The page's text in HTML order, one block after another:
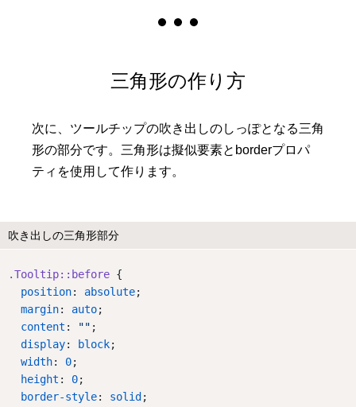
三角形の作り方
次に、ツールチップの吹き出しのしっぽとなる三角
形の部分です。三角形は擬似要素とborderプロパ
ティを使用して作ります。
吹き出しの三角形部分
.Tooltip::before {
position: absolute;
margin: auto;
content : "" ;
display: block;
width: 0;
height : 0;
border-style: solid ;